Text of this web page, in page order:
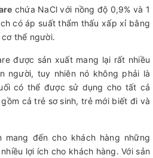
chứa NaCl với nồng độ 0,9% và 1
có áp suất thẩm thấu xấp xỉ bằng
thể người.
được sản xuất mang lại rất nhiều
người, tuy nhiên nó không phải là
có thể được sử dụng cho tất cả
cả trẻ sơ sinh, trẻ mới biết đi và
mang đến cho khách hàng những
lợi ích cho khách hàng. Với sản